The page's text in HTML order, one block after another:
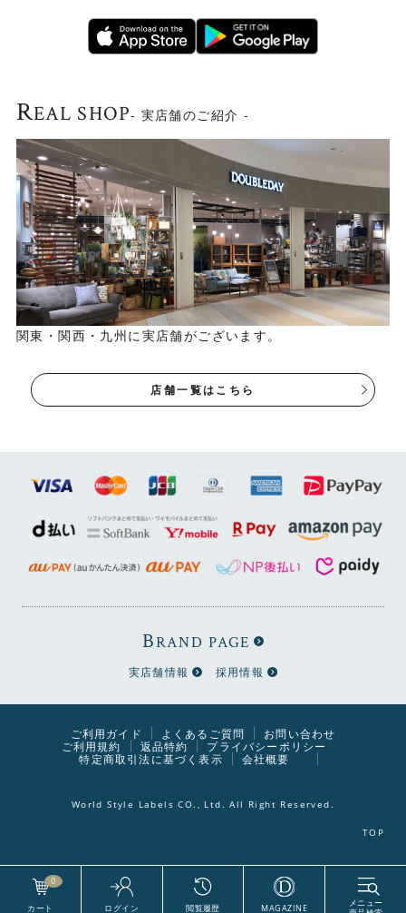
木の質感を生かしたオイル塗装仕上げ
木の質感を楽しめるよう、木表面は塗膜を作らないオイル
ンテナンスができるので、愛着をもって長くご使用いただ
けます。
掃除しやすい脚付き
本体と一体型のオーク無垢材の脚付きです。脚があると床
にたまったホコリも掃除しやすいですね。
RADYチェストは横幅が2サイズから選べます。2サイズを
並べて使うと、存在感のある幅約180cmのリビングチェス
トとして使えます。
REAL SHOP- 実店舗のご紹介 -
関東・関西・九州に実店舗がございます。
店舗一覧はこちら
BRAND PAGE
実店舗情報 採用情報
0
ご利用ガイド よくあるご質問
お問い合わせ
ご利用規約
返品特約
プライバシーポリシー
特定商取引法に基づく表示
会社概要
World Style Labels CO., Ltd. All Right Reserved.